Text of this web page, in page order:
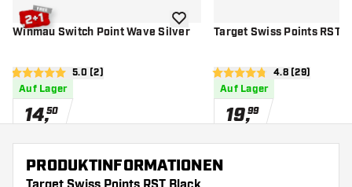
Winmau Switch Point Wave Silver
Bewertungsbereich öffnen
5 Bewertungssterne
5.0 (2)
Auf Lager
14,50
Zur Wunschliste hinzufügen
Target Swiss Points RST
4.8 Bewertungssterne
4.8 (29)
Auf Lager
19,99
PRODUKTINFORMATIONEN